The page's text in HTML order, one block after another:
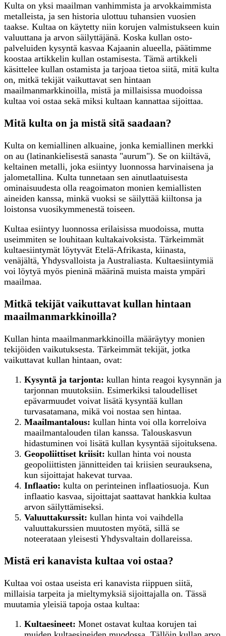
Kulta on yksi maailman vanhimmista ja arvokkaimmista
metalleista, ja sen historia ulottuu tuhansien vuosien
taakse. Kultaa on käytetty niin korujen valmistukseen kuin
valuuttana ja arvon säilyttäjänä. Koska kullan osto-
palveluiden kysyntä kasvaa Kajaanin alueella, päätimme
koostaa artikkelin kullan ostamisesta. Tämä artikkeli
käsittelee kullan ostamista ja tarjoaa tietoa siitä, mitä kulta
on, mitkä tekijät vaikuttavat sen hintaan
maailmanmarkkinoilla, mistä ja millaisissa muodoissa
kultaa voi ostaa sekä miksi kultaan kannattaa sijoittaa.
Mitä kulta on ja mistä sitä saadaan?
Kulta on kemiallinen alkuaine, jonka kemiallinen merkki
on au (latinankielisestä sanasta "aurum"). Se on kiiltävä,
keltainen metalli, joka esiintyy luonnossa harvinaisena ja
jalometallina. Kulta tunnetaan sen ainutlaatuisesta
ominaisuudesta olla reagoimaton monien kemiallisten
aineiden kanssa, minkä vuoksi se säilyttää kiiltonsa ja
loistonsa vuosikymmenestä toiseen.
Kultaa esiintyy luonnossa erilaisissa muodoissa, mutta
useimmiten se louhitaan kultakaivoksista. Tärkeimmät
kultaesiintymät löytyvät Etelä-Afrikasta, kiinasta,
venäjältä, Yhdysvalloista ja Australiasta. Kultaesiintymiä
voi löytyä myös pieninä määrinä muista maista ympäri
maailmaa.
Mitkä tekijät vaikuttavat kullan hintaan
maailmanmarkkinoilla?
Kullan hinta maailmanmarkkinoilla määräytyy monien
tekijöiden vaikutuksesta. Tärkeimmät tekijät, jotka
vaikuttavat kullan hintaan, ovat:
Kysyntä ja tarjonta: kullan hinta reagoi kysynnän ja
tarjonnan muutoksiin. Esimerkiksi taloudelliset
epävarmuudet voivat lisätä kysyntää kullan
turvasatamana, mikä voi nostaa sen hintaa.
Maailmantalous: kullan hinta voi olla korreloiva
maailmantalouden tilan kanssa. Talouskasvun
hidastuminen voi lisätä kullan kysyntää sijoituksena.
Geopoliittiset kriisit: kullan hinta voi nousta
geopoliittisten jännitteiden tai kriisien seurauksena,
kun sijoittajat hakevat turvaa.
Inflaatio: kulta on perinteinen inflaatiosuoja. Kun
inflaatio kasvaa, sijoittajat saattavat hankkia kultaa
arvon säilyttämiseksi.
Valuuttakurssit: kullan hinta voi vaihdella
valuuttakurssien muutosten myötä, sillä se
noteerataan yleisesti Yhdysvaltain dollareissa.
Mistä eri kanavista kultaa voi ostaa?
Kultaa voi ostaa useista eri kanavista riippuen siitä,
millaisia tarpeita ja mieltymyksiä sijoittajalla on. Tässä
muutamia yleisiä tapoja ostaa kultaa:
Kultaesineet: Monet ostavat kultaa korujen tai